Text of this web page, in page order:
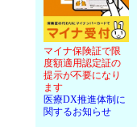
マイナ保険証で限
度額適用認定証の
提示が不要になり
ます
医療DX推進体制に
関するお知らせ